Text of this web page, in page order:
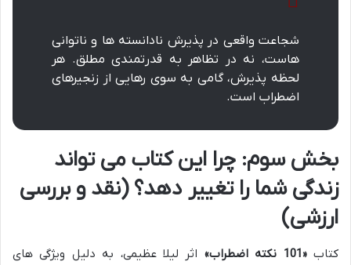
شجاعت واقعی در پذیرش نادانسته ها و ناتوانی
هاست، نه در تظاهر به قدرتمندی مطلق. هر
لحظه پذیرش، گامی به سوی رهایی از زنجیرهای
اضطراب است.
بخش سوم: چرا این کتاب می تواند
زندگی شما را تغییر دهد؟ (نقد و بررسی
ارزشی)
کتاب«101 نکته اضطراب»
اثر لیلا عظیمی، به دلیل ویژگی های